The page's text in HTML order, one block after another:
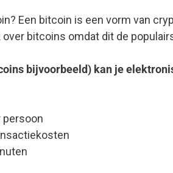
Een bitcoin is een vorm van
over bitcoins omdat dit de
bijvoorbeeld) kan je
persoon